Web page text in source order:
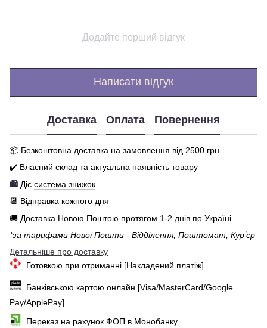
Додайте перший відгук
Написати відгук
Доставка Оплата Повернення
📦 Безкоштовна доставка на замовлення від 2500 грн
✔️ Власний склад та актуальна наявність товару
🛍️ Діє система знижок
📆 Відправка кожного дня
🚚 Доставка Новою Поштою протягом 1-2 днів по Україні
*за тарифами Нової Пошти - Відділення, Поштомат, Курʼєр
Детальніше про доставку
Готовкою при отриманні [Накладений платіж]
Банківською картою онлайн [Visa/MasterCard/Google
Pay/ApplePay]
Переказ на рахунок ФОП в Монобанку